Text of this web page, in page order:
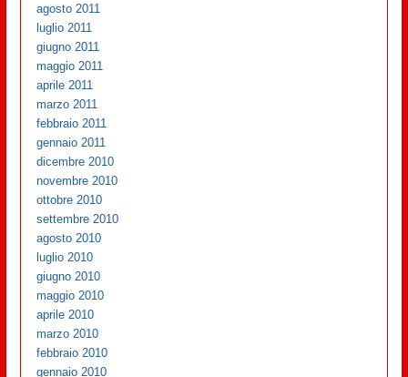
agosto 2011
luglio 2011
giugno 2011
maggio 2011
aprile 2011
marzo 2011
febbraio 2011
gennaio 2011
dicembre 2010
novembre 2010
ottobre 2010
settembre 2010
agosto 2010
luglio 2010
giugno 2010
maggio 2010
aprile 2010
marzo 2010
febbraio 2010
gennaio 2010